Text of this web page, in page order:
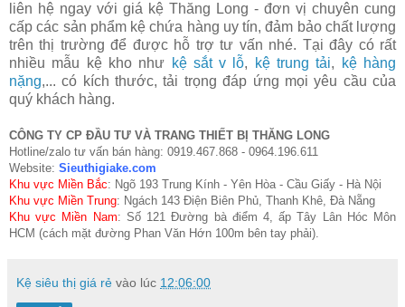
liên hệ ngay với giá kệ Thăng Long - đơn vị chuyên cung
cấp các sản phẩm kệ chứa hàng uy tín, đảm bảo chất lượng
trên thị trường để được hỗ trợ tư vấn nhé. Tại đây có rất
nhiều mẫu kệ kho như kệ sắt v lỗ, kệ trung tải,
kệ hàng
nặng,... có kích thước, tải trọng đáp ứng mọi yêu cầu của
quý khách hàng.
CÔNG TY CP ĐẦU TƯ VÀ TRANG THIẾT BỊ THĂNG LONG
Hotline/zalo tư vấn bán hàng: 0919.467.868 - 0964.196.611
Website: Sieuthigiake.com
Khu vực Miền Bắc: Ngõ 193 Trung Kính - Yên Hòa - Cầu Giấy - Hà Nội
Khu vực Miền Trung: Ngách 143 Điện Biên Phủ, Thanh Khê, Đà Nẵng
Khu vực Miền Nam: Số 121 Đường bà điểm 4, ấp Tây Lân Hóc Môn
HCM (cách mặt đường Phan Văn Hớn 100m bên tay phải).
Kệ siêu thị giá rẻ vào lúc 12:06:00